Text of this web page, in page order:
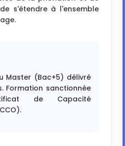
s'étendre à l'ensemble
Master (Bac+5) délivré
Formation sanctionnée
de Capacité